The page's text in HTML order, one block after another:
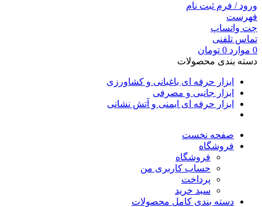
ورود / فرم ثبت نام
فهرست
چت واتساپ
تماس تلفنی
0 موارد 0 تومان
دسته بندی محصولات
ابزار حرفه ای باغبانی و کشاورزی
ابزار جانبی و مصرفی
ابزار حرفه ای ایمنی و آتش نشانی
صفحه نخست
فروشگاه
فروشگاه
حساب کاربری من
پرداخت
سبد خرید
دسته بندی کامل محصولات